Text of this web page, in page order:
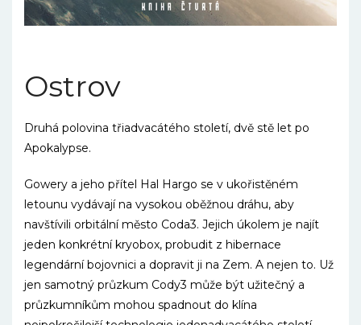
Ostrov
Druhá polovina třiadvacátého století, dvě stě let po
Apokalypse.
Gowery a jeho přítel Hal Hargo se v ukořistěném
letounu vydávají na vysokou oběžnou dráhu, aby
navštívili orbitální město Coda3. Jejich úkolem je najít
jeden konkrétní kryobox, probudit z hibernace
legendární bojovnici a dopravit ji na Zem. A nejen to. Už
jen samotný průzkum Cody3 může být užitečný a
průzkumníkům mohou spadnout do klína